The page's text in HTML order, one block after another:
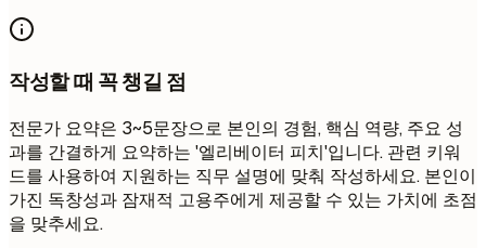
작성할 때 꼭 챙길 점
전문가 요약은 3~5문장으로 본인의 경험, 핵심 역량, 주요 성
과를 간결하게 요약하는 '엘리베이터 피치'입니다. 관련 키워
드를 사용하여 지원하는 직무 설명에 맞춰 작성하세요. 본인이
가진 독창성과 잠재적 고용주에게 제공할 수 있는 가치에 초점
을 맞추세요.